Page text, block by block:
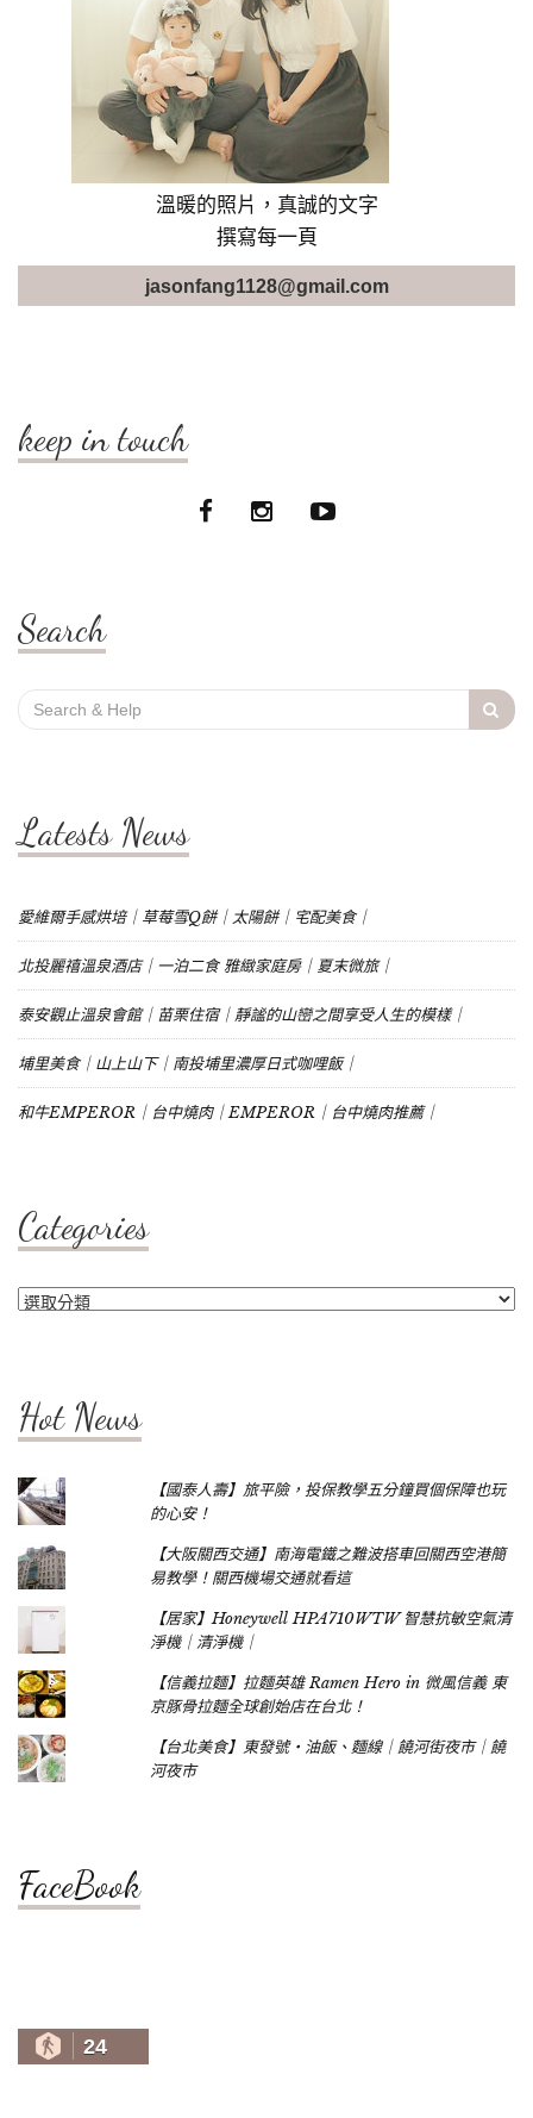
溫暖的照片，真誠的文字
撰寫每一頁
jasonfang1128@gmail.com
keep in touch
Search
Search
for:
Latests News
愛維爾手感烘培｜草莓雪Q餅｜太陽餅｜宅配美食｜
北投麗禧溫泉酒店｜一泊二食 雅緻家庭房｜夏末微旅｜
泰安觀止溫泉會館｜苗栗住宿｜靜謐的山巒之間享受人生的模樣｜
埔里美食｜山上山下｜南投埔里濃厚日式咖哩飯｜
和牛EMPEROR｜台中燒肉｜EMPEROR｜台中燒肉推薦｜
Categories
Categories
Hot News
【國泰人壽】旅平險，投保教學五分鐘買個保障也玩
的心安！
【大阪關西交通】南海電鐵之難波搭車回關西空港簡
易教學！關西機場交通就看這
【居家】Honeywell HPA710WTW 智慧抗敏空氣清
淨機｜清淨機｜
【信義拉麵】拉麵英雄 Ramen Hero in 微風信義 東
京豚骨拉麵全球創始店在台北！
【台北美食】東發號‧油飯、麵線｜饒河街夜市｜饒
河夜市
FaceBook
24